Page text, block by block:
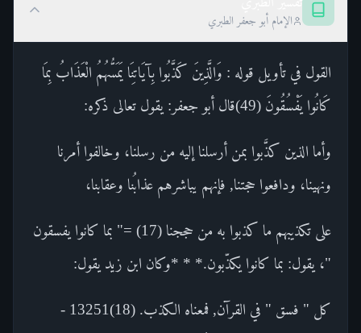
الإمام أبو جعفر الطبري
القول في تأويل قوله : وَالَّذِينَ كَذَّبُوا بِآيَاتِنَا يَمَسُّهُمُ الْعَذَابُ بِمَا
كَانُوا يَفْسُقُونَ (49)قال أبو جعفر: يقول تعالى ذكره:
وأما الذين كذَّبوا بمن أرسلنا إليه من رسلنا، وخالفوا أمرنا
ونهينا، ودافعوا حجتنا, فإنهم يباشرهم عذابُنا وعقابنا،
على تكذيبهم ما كذبوا به من حججنا (17) =" بما كانوا يفسقون
"، يقول: بما كانوا يكذّبون.* * *وكان ابن زيد يقول:
كل " فسق " في القرآن, فمعناه الكذب. (18)13251 -